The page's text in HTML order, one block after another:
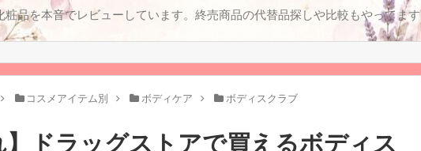
粧品を本音でレビューしています。終売商品の代替品探しや比較もやってます
コスメアイテム別 ボディケア ボディスクラブ
】ドラッグストアで買えるボディス